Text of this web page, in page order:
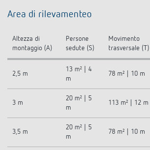
Area di rilevamenteo
Altezza di
montaggio (A)
Persone
sedute (S)
Movimento
trasversale (T)
2,5 m
13 m² | 4
m
78 m² | 10 m
3 m
20 m² | 5
m
113 m² | 12 m
3,5 m
20 m² | 5
m
78 m² | 10 m